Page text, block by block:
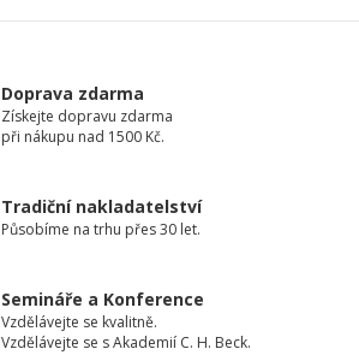
Doprava zdarma
Získejte dopravu zdarma
při nákupu nad 1500 Kč.
Tradiční nakladatelství
Působíme na trhu přes 30 let.
Semináře a Konference
Vzdělávejte se kvalitně.
Vzdělávejte se s Akademií C. H. Beck.